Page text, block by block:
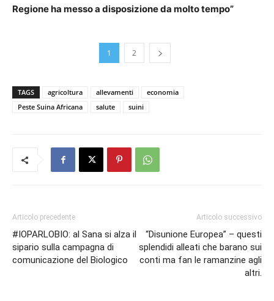
Regione ha messo a disposizione da molto tempo”
1 2
TAGS agricoltura allevamenti
economia
Peste Suina Africana
salute suini
Articolo precedente
#IOPARLOBIO: al Sana si alza il
sipario sulla campagna di
comunicazione del Biologico
Articolo successivo
“Disunione Europea” – questi
splendidi alleati che barano sui
conti ma fan le ramanzine agli
altri.